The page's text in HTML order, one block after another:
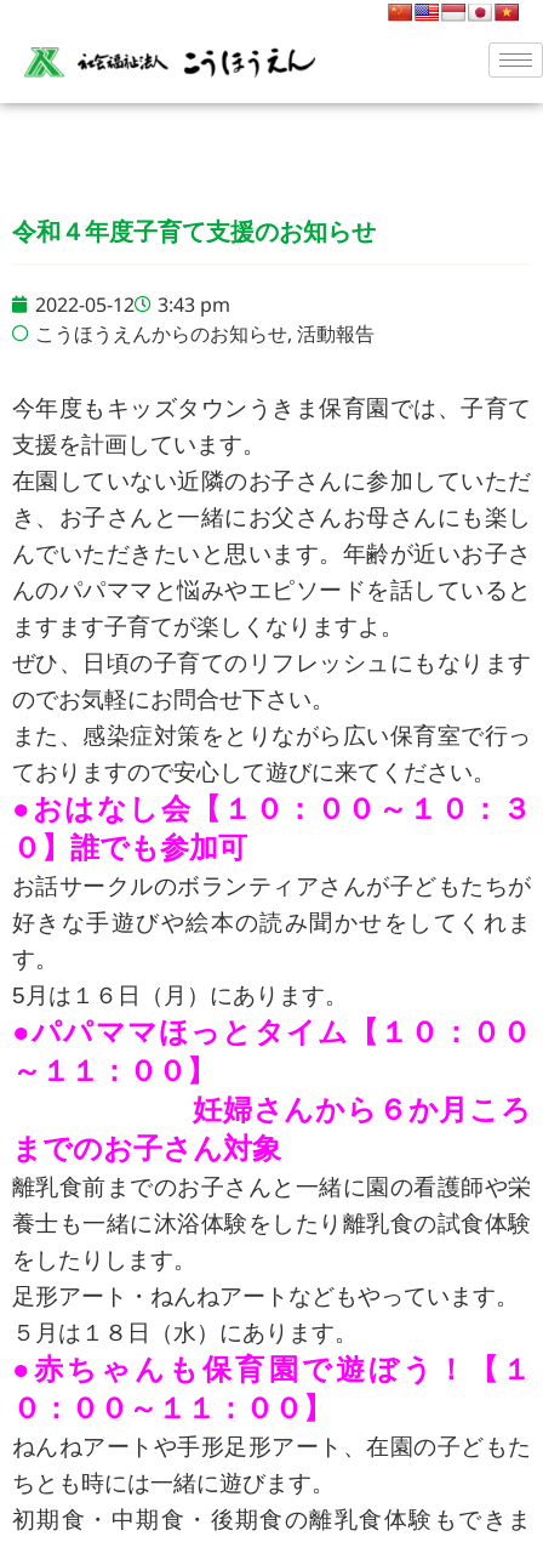
令和４年度子育て支援のお知らせ
2022-05-12
3:43 pm
こうほうえんからのお知らせ, 活動報告
今年度もキッズタウンうきま保育園では、子育て
支援を計画しています。
在園していない近隣のお子さんに参加していただ
き、お子さんと一緒にお父さんお母さんにも楽し
んでいただきたいと思います。年齢が近いお子さ
んのパパママと悩みやエピソードを話していると
ますます子育てが楽しくなりますよ。
ぜひ、日頃の子育てのリフレッシュにもなります
のでお気軽にお問合せ下さい。
また、感染症対策をとりながら広い保育室で行っ
ておりますので安心して遊びに来てください。
●おはなし会【１０：００～１０：３
０】誰でも参加可
お話サークルのボランティアさんが子どもたちが
好きな手遊びや絵本の読み聞かせをしてくれま
す。
5月は１６日（月）にあります。
●パパママほっとタイム【１０：００
～１１：００】
妊婦さんから６か月ころ
までのお子さん対象
離乳食前までのお子さんと一緒に園の看護師や栄
養士も一緒に沐浴体験をしたり離乳食の試食体験
をしたりします。
足形アート・ねんねアートなどもやっています。
５月は１８日（水）にあります。
●赤ちゃんも保育園で遊ぼう！【１
０：００～１１：００】
ねんねアートや手形足形アート、在園の子どもた
ちとも時には一緒に遊びます。
初期食・中期食・後期食の離乳食体験もできま